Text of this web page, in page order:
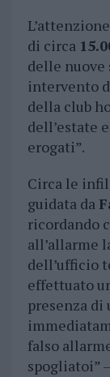
di circa
delle
intervento
della club
dell’estate
erogati”.
Circa le
guidata da
ricordando
all’allarme
dell’ufficio
effettuato
presenza di
falso
spogliatoi”